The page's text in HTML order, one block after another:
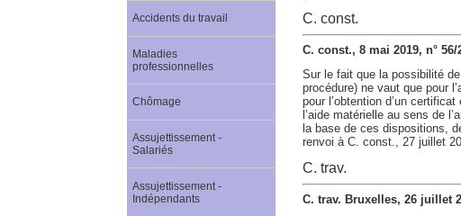
C. const.
C. const., 8 mai 2019, n° 56/
Sur le fait que la possibilité de
procédure) ne vaut que pour
pour l’obtention d’un
l’aide matérielle au sens de
la base de ces dispositions,
renvoi à C. const., 27 juillet
C. trav.
C. trav. Bruxelles, 26 juillet
Accidents du travail
Maladies
professionnelles
Chômage
Assujettissement -
Salariés
Assujettissement -
Indépendants